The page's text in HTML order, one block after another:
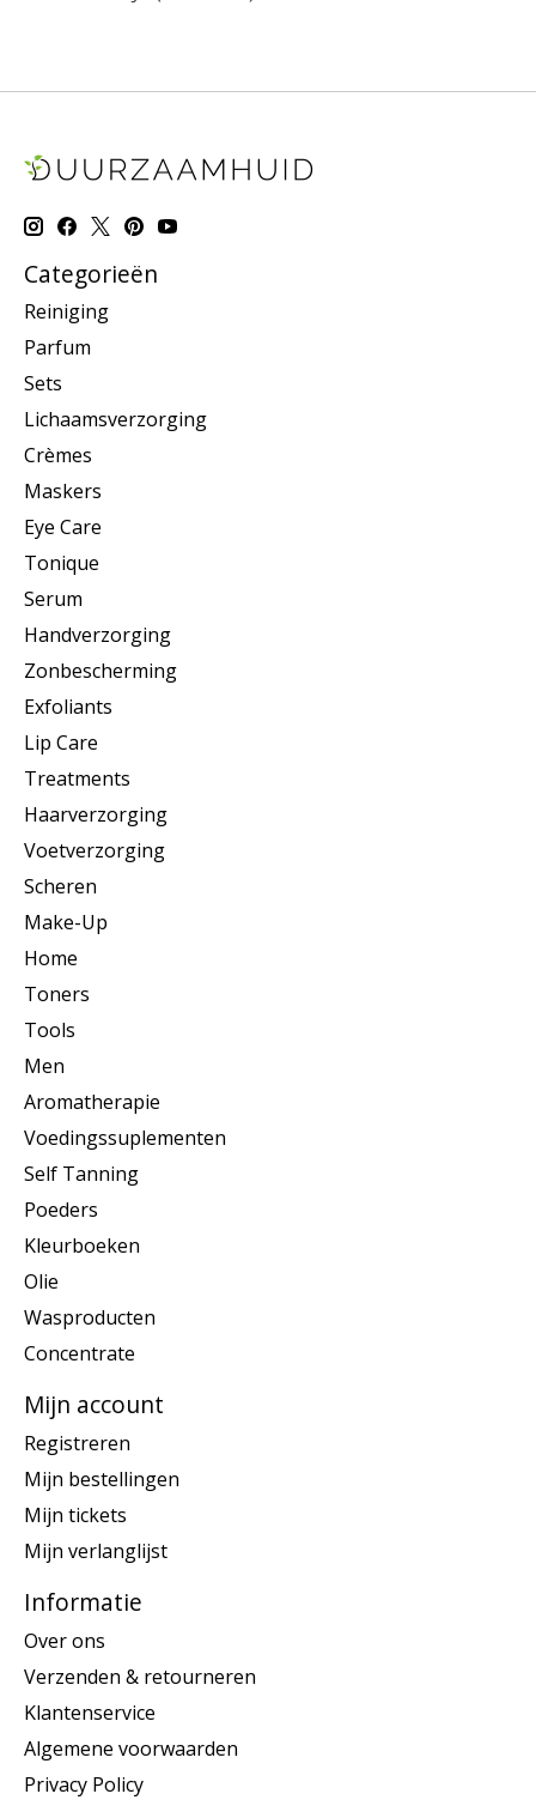
Categorieën
Reiniging
Parfum
Sets
Lichaamsverzorging
Crèmes
Maskers
Eye Care
Tonique
Serum
Handverzorging
Zonbescherming
Exfoliants
Lip Care
Treatments
Haarverzorging
Voetverzorging
Scheren
Make-Up
Home
Toners
Tools
Men
Aromatherapie
Voedingssuplementen
Self Tanning
Poeders
Kleurboeken
Olie
Wasproducten
Concentrate
Mijn account
Registreren
Mijn bestellingen
Mijn tickets
Mijn verlanglijst
Informatie
Over ons
Verzenden & retourneren
Klantenservice
Algemene voorwaarden
Privacy Policy